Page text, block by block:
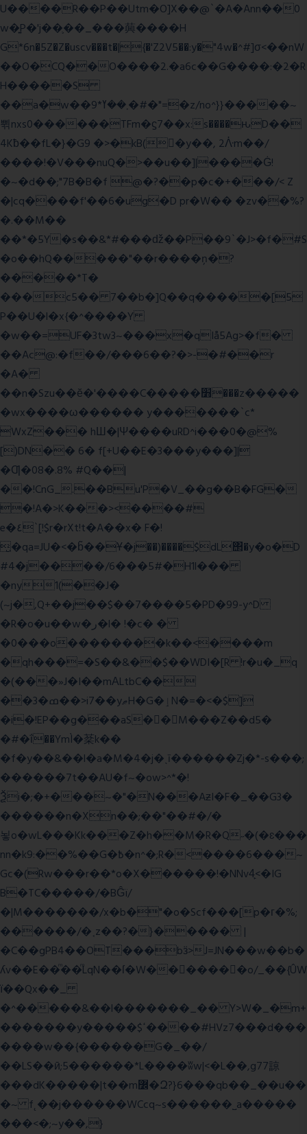
U����R��P��Utm�O]X��@`�A�Ann��0
w�͍P�'j��֛��_���䕟����H
G*6n�5Z�Z�uscv���t�|{�'Z2V5��:y�"4w�^#]σ<��nW
��O�CQ��O����2.�a6c��G����:�2�R
H�����S
��a�w��9*܂��ߌ�#�"=�z/no^}}�����~
쀢nxs0������TFm�ϛ7��x:s����ԋD��
4Kƀ��fL�}�G9 �>�kB(�ِy��, 2ᐿm��/
����!�V���nuQ�>��u��]|����Ġ!
�~�d��;"7B�B�f @�?��p�c�+���/< Z
�|cq����f'��6�ug�D pr�W�� �zv��%?
�.��M��
��*�5Y�s��&*#���ǆ��P��9`�J>�f�#S
�o��hQ�����"��r����ņ�?
�����*T�
���c5�� 7��b�]Q��q�����[5
P��U�l�x{�^����Y
�w��=UF�3tw3~���x�qIå5Ag>�f�
��Ac@:�f��/���6��?�>-�#��r
�A�
��n�Szu��ӗ�'����C�����׻���z�����
�wx����ω������ y�������`c*
WxZ��� hШ�|Ψ����uRD^i���0�@%
[)DN�� 6� f[+U��E�3���y���]|
�Ƣ�08�.8% #Q��|
��!CnG_.��Bu'P�V_��g��B�FG�
�!A�>K���><����#
e�٤`[!$r�rXt!t�A��x� F�!
̮�qa=JU�<�b̃��Ұ�j��)����$dL΢�y�o�D
#4�j����/6���5#�H1l���
�ny1(��J�
(~j�,Q+��j��$��7����5�PD�99-y^D
�R�o�u��w�ر�l� !�c� �
�0���o��������k��<����m
�qh���=�S��&��$��WDI�[R !r�u�_q
�(���»J�I��mΑLtbC��
��3�ߘ��>i7��yޠH�G�ٳN�=�<�$]
�i�!EP��g���aS��M���Z��d5�
�#�ΐ��YmÌ�棻k��
�f�y��&��l�a�M�4�j�ˎī������Zj�*-s���;
������7t� �AU�f~�ow>^*�!
Ѯi�;�+���~�"�N���AƶI�F�_��G3�
������n�Xn��;��"��#�/�
뇧o�wL���Kk���Z�h��M�R�Q˶�(�ɛ���
nn�k9:��%��G�߿�n^�;R�<����6���~
Gc�(Rw���r��*o�X������!�NNv4̙<�IG
B�TC�����/�BĜï/
�|M�������/x�b�"�o�Scf���[p�г�%;
������/�˱z��?�}����� |
�C��gPB4��OT���bӟ>J=JN���w��b�
ʎv��E��ͫ��ͫLqN��ſ�W���ً����o/_��{ÛW
ї��Qx��_
�^�����&��l�������_�� Y>W�_�m+
�������y�����$ߵ����#HVz7���d���
����w��{������G�_��/
��LS��ӣ;5������*L����ʬw|<�L��,g77諒
���dK�����|t��m߼�Զ?}6���qb��_��u��
�~ f˛��j������WCcq~s������˽a�����
���<�;~y��,}